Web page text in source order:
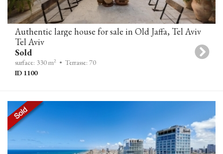
Authentic large house for sale in Old Jaffa, Tel Aviv
Tel Aviv
Sold
surface: 330 m2 • Terrasse: 70
ID 1100